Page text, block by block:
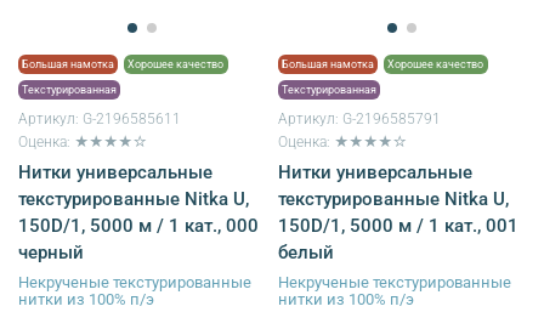
Большая намотка Хорошее качество
Текстурированная
Артикул: G-2196585611
Оценка: ★★★★☆
Нитки универсальные
текстурированные Nitka U,
150D/1, 5000 м / 1 кат., 000
черный
Некрученые текстурированные
нитки из 100% п/э
Большая намотка Хорошее качество
Текстурированная
Артикул: G-2196585791
Оценка: ★★★★☆
Нитки универсальные
текстурированные Nitka U,
150D/1, 5000 м / 1 кат., 001
белый
Некрученые текстурированные
нитки из 100% п/э